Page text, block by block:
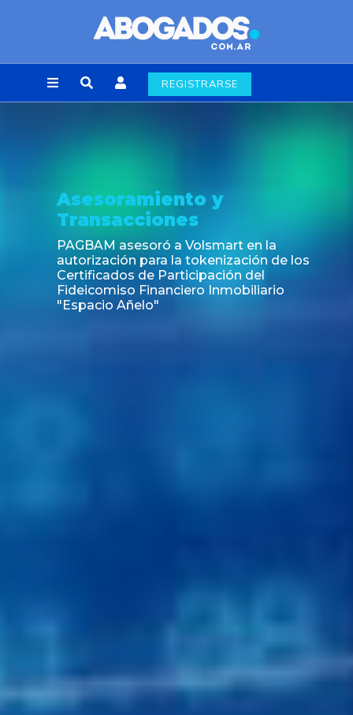
REGISTRARSE
y
asesoró a Volsmart en la
para la tokenización de los
de Participación del
Financiero Inmobiliario
Añelo"